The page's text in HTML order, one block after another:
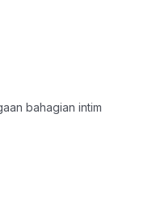
bahagian intim